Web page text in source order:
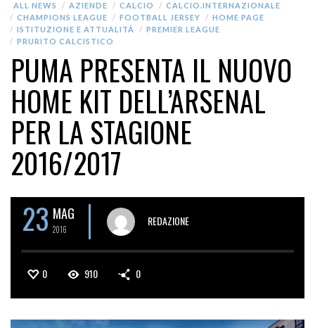
ALL NEWS AZIENDE CALCIO
CALCIO.INTERNAZIONALE
CHAMPIONS LEAGUE
FOOTBALL JERSEY
HOME PAGE
ISTITUZIONE E ATTUALITÀ
PREMIER LEAGUE
PRURITO CALCISTICO
PUMA PRESENTA IL NUOVO
HOME KIT DELL’ARSENAL
PER LA STAGIONE
2016/2017
23 MAG
2016
REDAZIONE
0 910 0